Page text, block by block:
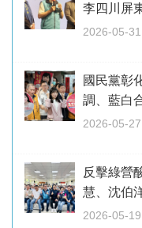
李四川屏
2026-05-
國民黨彰
調、藍白
2026-05-
反擊綠營
慧、沈伯
2026-05-